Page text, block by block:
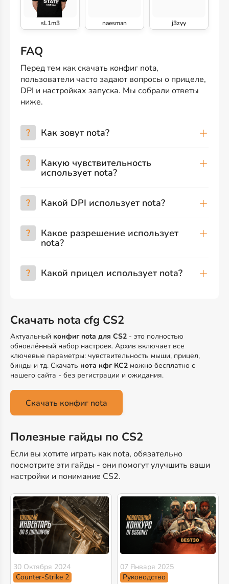
sL1m3 naesman j3zyy
FAQ
Перед тем как скачать конфиг nota,
пользователи часто задают вопросы о прицеле,
DPI и настройках запуска. Мы собрали ответы
ниже.
? Как зовут nota?
? Какую чувствительность
использует nota?
? Какой DPI использует nota?
? Какое разрешение использует
nota?
? Какой прицел использует nota?
Скачать nota cfg CS2
Актуальный конфиг nota для CS2 - это полностью
обновлённый набор настроек. Архив включает все
ключевые параметры: чувствительность мыши, прицел,
бинды и тд. Скачать нота кфг КС2 можно бесплатно с
нашего сайта - без регистрации и ожидания.
Скачать конфиг nota
Полезные гайды по CS2
Если вы хотите играть как nota, обязательно
посмотрите эти гайды - они помогут улучшить ваши
настройки и понимание CS2.
30 Октября 2024
Counter-Strike 2
07 Января 2025
Руководство